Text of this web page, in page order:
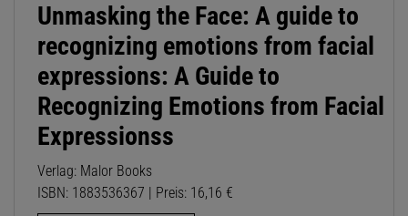
Unmasking the Face: A guide to
recognizing emotions from facial
expressions: A Guide to
Recognizing Emotions from Facial
Expressionss
Verlag: Malor Books
ISBN: 1883536367 | Preis: 16,16 €